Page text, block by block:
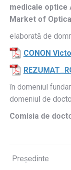
medicale optice
Market of
elaborată de
CONON
în domeniul
domeniul de
Comisia de
Președinte